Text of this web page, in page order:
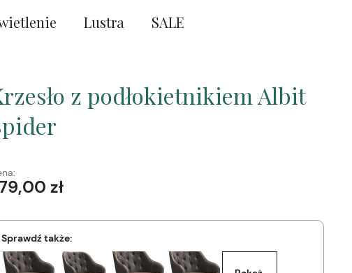
Lustra SALE
z podłokietnikiem Albit
zł
Sprawdź także: